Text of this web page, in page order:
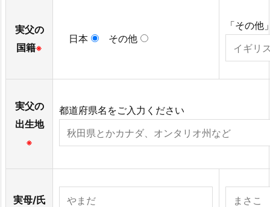
実父の
国籍※
日本 その他
「その
実父の
出生地
※
都道府県名をご入力ください
実母/氏